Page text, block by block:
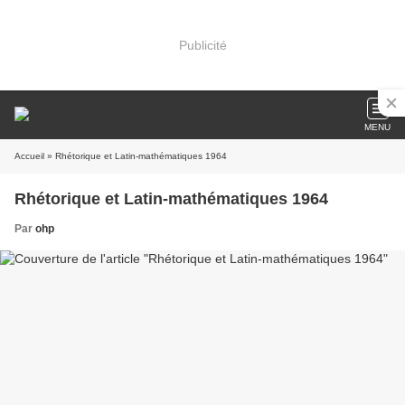
Publicité
MENU
Accueil » Rhétorique et Latin-mathématiques 1964
Rhétorique et Latin-mathématiques 1964
Par ohp